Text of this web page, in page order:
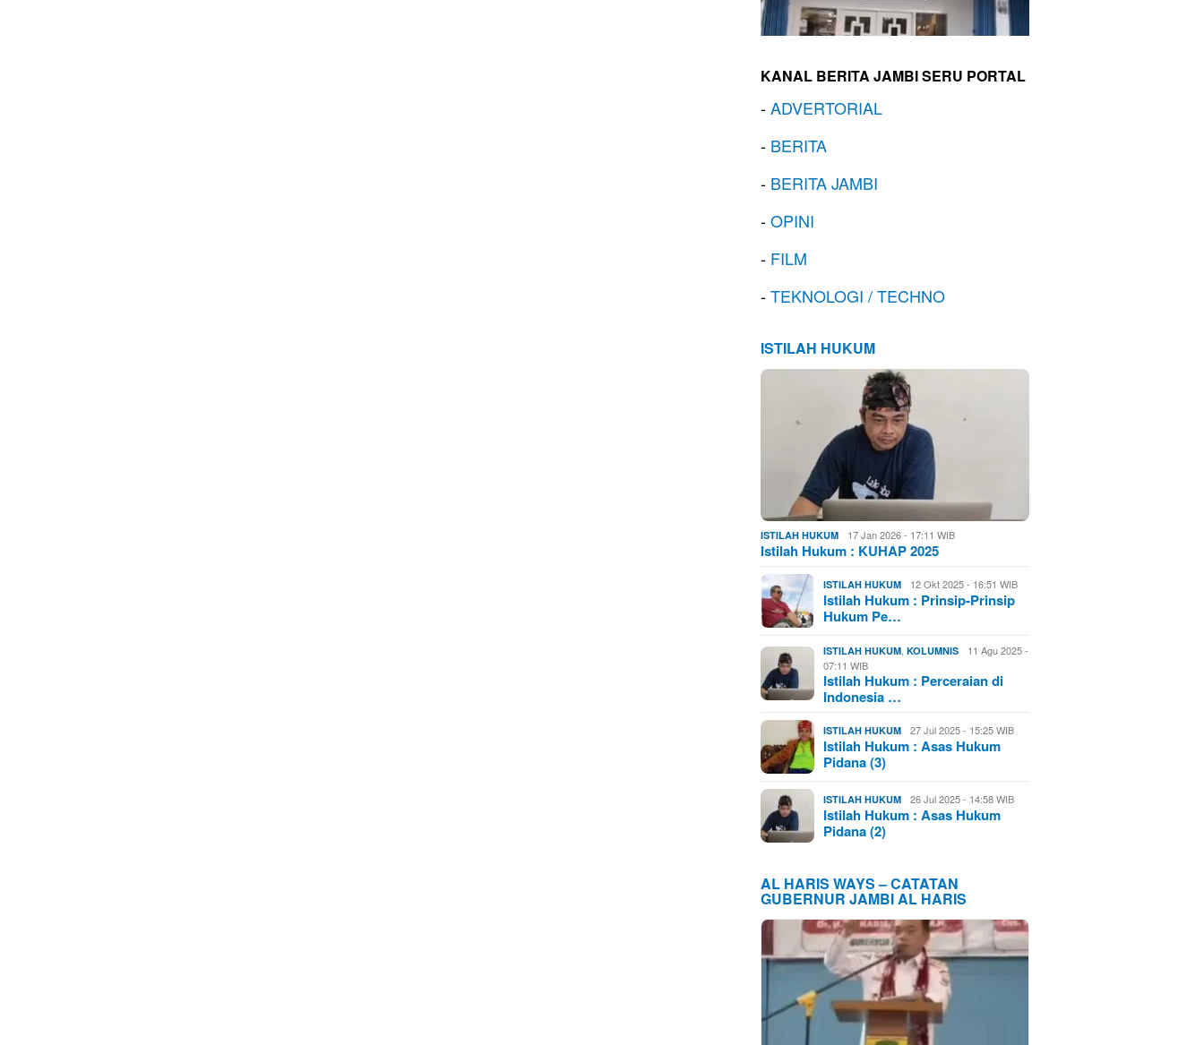
KANAL BERITA JAMBI SERU PORTAL
-ADVERTORIAL
- BERITA
- BERITA JAMBI
-OPINI
- FILM
-TEKNOLOGI / TECHNO
ISTILAH HUKUM
ISTILAH HUKUM 17 Jan 2026 - 17:11 WIB
Istilah Hukum : KUHAP 2025
ISTILAH HUKUM 12 Okt 2025 - 16:51 WIB
Istilah Hukum : Prinsip-Prinsip
Hukum Pe…
ISTILAH HUKUM ,KOLUMNIS
11 Agu 2025 -
07:11 WIB
Istilah Hukum : Perceraian di
Indonesia …
ISTILAH HUKUM 27 Jul 2025 - 15:25 WIB
Istilah Hukum : Asas Hukum
Pidana (3)
ISTILAH HUKUM 26 Jul 2025 - 14:58 WIB
Istilah Hukum : Asas Hukum
Pidana (2)
AL HARIS WAYS – CATATAN
GUBERNUR JAMBI AL HARIS